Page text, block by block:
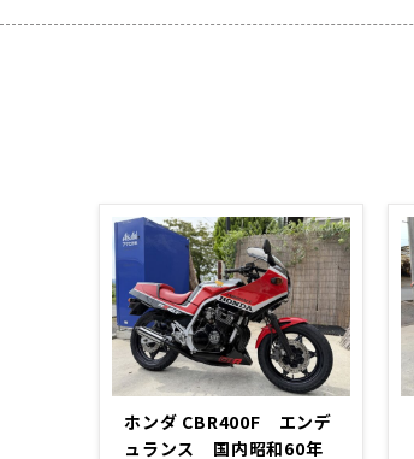
ホンダ CBR400F エンデ
ュランス 国内昭和60年